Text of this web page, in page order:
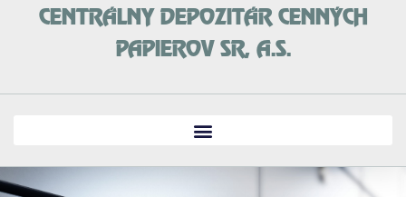
CENTRÁLNY DEPOZITÁR CENNÝCH
PAPIEROV SR, A.S.